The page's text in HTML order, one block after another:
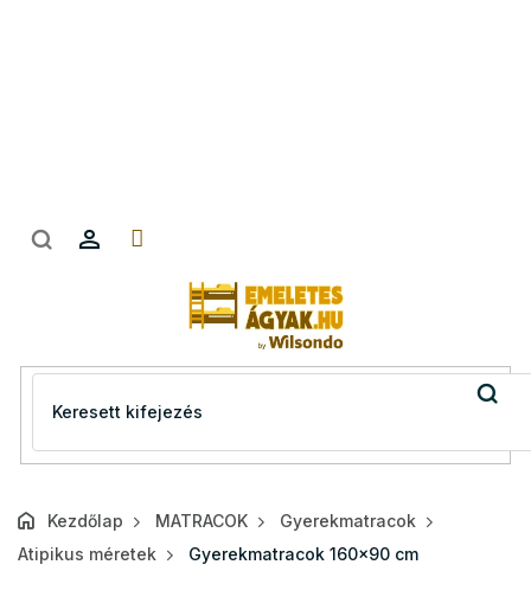
Kezdőlap MATRACOK
Gyerekmatracok
Atipikus méretek
Gyerekmatracok 160x90 cm